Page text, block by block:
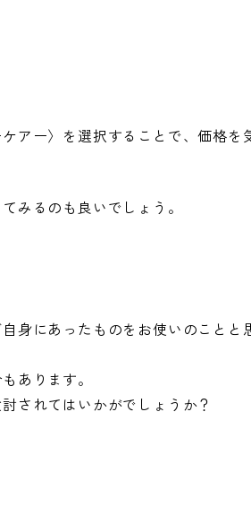
アー〉を選択することで、価格を
みるのも良いでしょう。
身にあったものをお使いのことと
あります。
されてはいかがでしょうか？